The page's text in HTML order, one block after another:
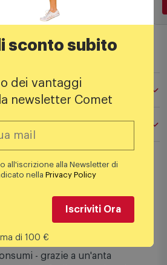
al carrello
Quante volte ti è capitato
tecnologia InstaView™ ti basta
vetro per vedere cos'hai
le dispersioni di aria fredda - e
- grazie a un'anta
sconto subito
dei vantaggi
newsletter Comet
all'iscrizione alla Newsletter di
nellaPrivacy Policy
Iscriviti Ora
di 100 €